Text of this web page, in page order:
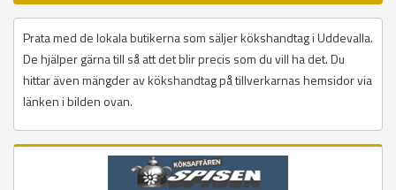
Prata med de lokala butikerna som säljer kökshandtag i Uddevalla.
De hjälper gärna till så att det blir precis som du vill ha det. Du
hittar även mängder av kökshandtag på tillverkarnas hemsidor via
länken i bilden ovan.